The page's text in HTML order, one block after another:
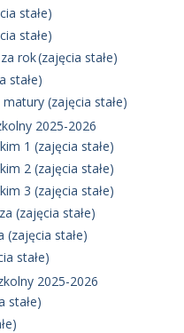
stałe)
stałe)
rok (zajęcia stałe)
stałe)
(zajęcia stałe)
2025-2026
1 (zajęcia stałe)
2 (zajęcia stałe)
3 (zajęcia stałe)
(zajęcia stałe)
(zajęcia stałe)
stałe)
2025-2026
stałe)